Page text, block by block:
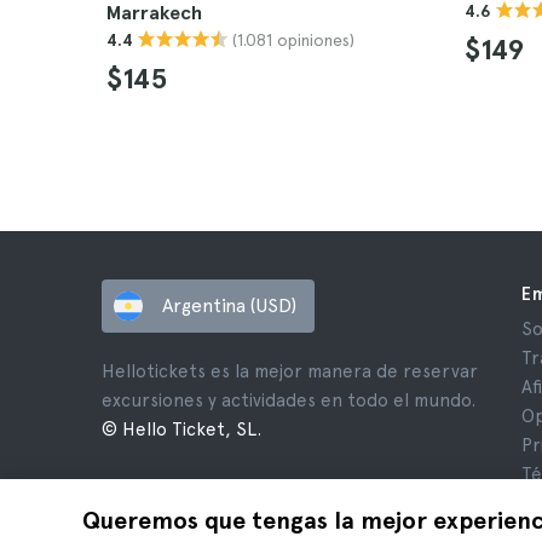
Marrakech
4.4 (1.081 opiniones)
$145
4.6
$149
Queremos que tengas la mejor
Argentina (USD)
Hellotickets es la mejor manera de reservar
excursiones y actividades en todo el mundo.
© Hello Ticket, SL.